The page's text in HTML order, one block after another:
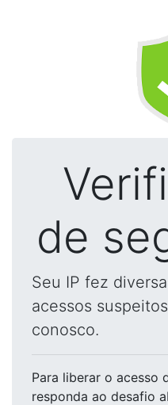
de
Seu IP fez
acessos
conosco.
Para liberar o acesso
responda ao desafio